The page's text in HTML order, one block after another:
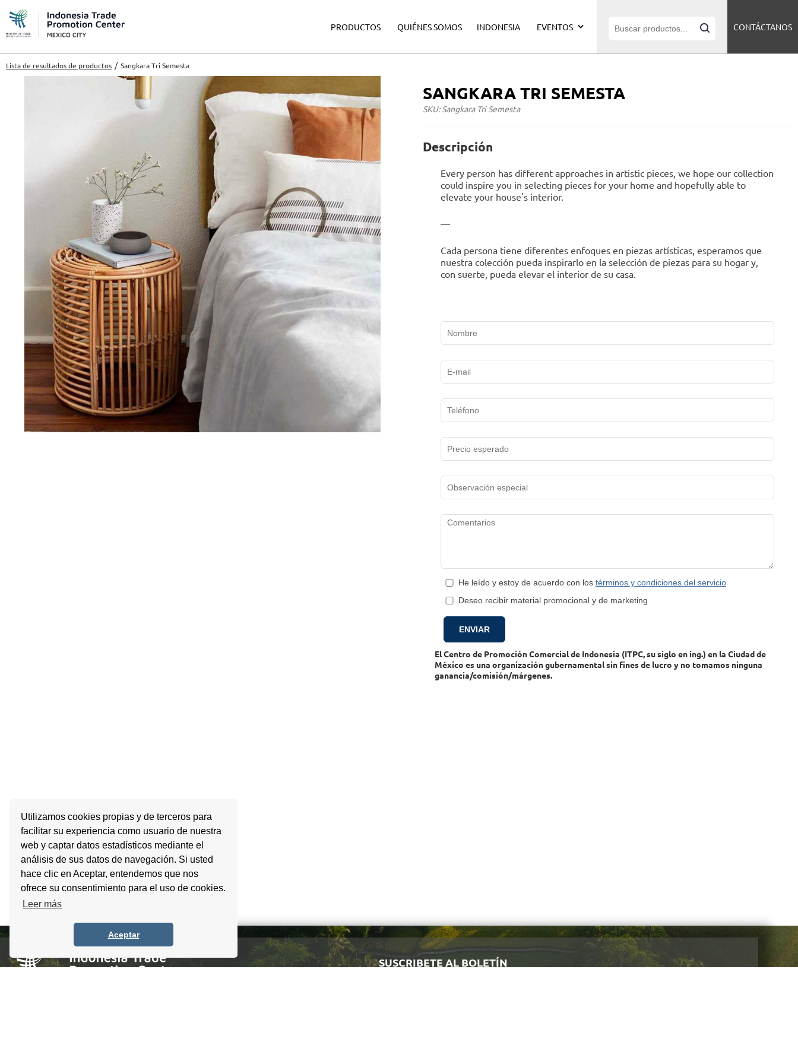
Utilizamos cookies propias y de terceros para
facilitar su experiencia como usuario de nuestra
web y captar datos estadísticos mediante el
análisis de sus datos de navegación. Si usted
hace clic en Aceptar, entendemos que nos
ofrece su consentimiento para el uso de cookies.
Leer más
Aceptar
PRODUCTOS QUIÉNES SOMOS INDONESIA EVENTOS CONTÁCTANOS
Lista de resultados de productos Sangkara Tri Semesta
SANGKARA TRI SEMESTA
SKU: Sangkara Tri Semesta
Descripción
Every person has different approaches in artistic pieces, we hope our collection
could inspire you in selecting pieces for your home and hopefully able to
elevate your house's interior.
—
Cada persona tiene diferentes enfoques en piezas artísticas, esperamos que
nuestra colección pueda inspirarlo en la selección de piezas para su hogar y,
con suerte, pueda elevar el interior de su casa.
He leído y estoy de acuerdo con los términos y condiciones del servicio
Deseo recibir material promocional y de marketing
El Centro de Promoción Comercial de Indonesia (ITPC, su siglo en ing.) en la Ciudad de
México es una organización gubernamental sin fines de lucro y no tomamos ninguna
ganancia/comisión/márgenes.
SUSCRIBETE AL BOLETÍN